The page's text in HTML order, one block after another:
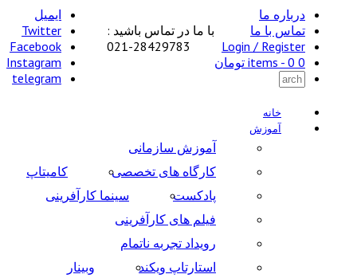
درباره ما
تماس با ما
Login / Register
0 items -
0 تومان
ایمیل
Twitter
Facebook
Instagram
telegram
با ما در تماس باشید :
28429783-021
خانه
آموزش
آموزش سازمانی
کارگاه های تخصصی
کامیتاپ
پادکست
سینما کارآفرینی
فیلم های کارآفرینی
رویداد تجربه ناتمام
استارتاپ ویکند
وبینار